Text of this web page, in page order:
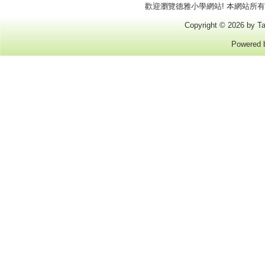
歡迎瀏覽德雅小學網站! 本網站所
Copyright © 2026 by
Powered